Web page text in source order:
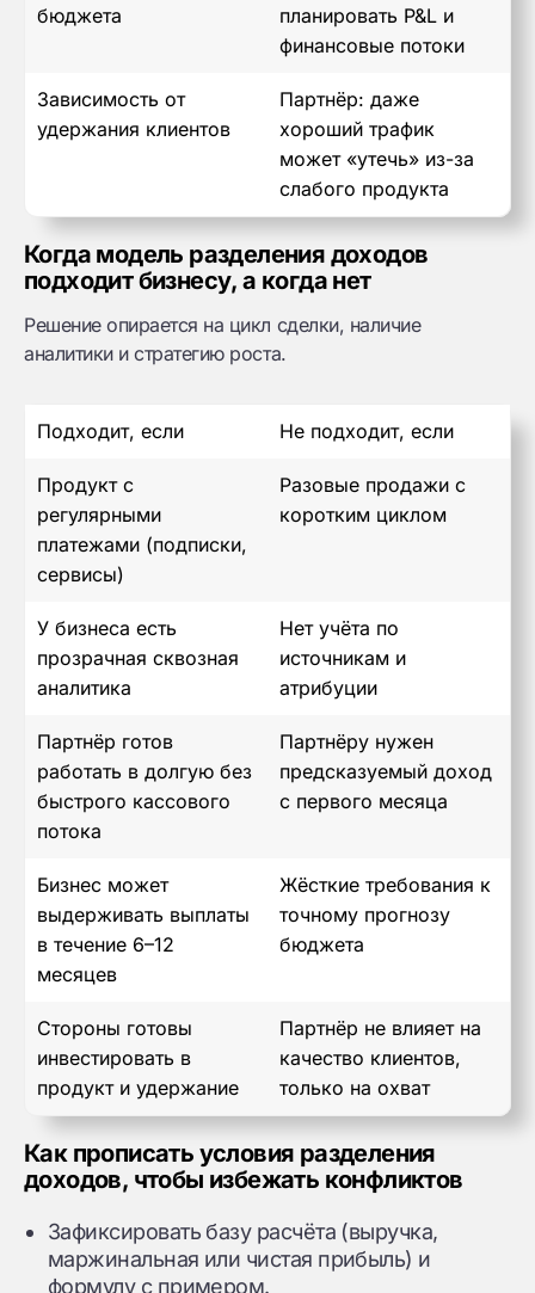
бюджета
планировать P&L и
финансовые потоки
Зависимость от
удержания клиентов
Партнёр: даже
хороший трафик
может «утечь» из-за
слабого продукта
Когда модель разделения доходов
подходит бизнесу, а когда нет
Решение опирается на цикл сделки, наличие
аналитики и стратегию роста.
Подходит, если Не подходит, если
Продукт с
регулярными
платежами (подписки,
сервисы)
Разовые продажи с
коротким циклом
У бизнеса есть
прозрачная сквозная
аналитика
Нет учёта по
источникам и
атрибуции
Партнёр готов
работать в долгую без
быстрого кассового
потока
Партнёру нужен
предсказуемый доход
с первого месяца
Бизнес может
выдерживать выплаты
в течение 6–12
месяцев
Жёсткие требования к
точному прогнозу
бюджета
Стороны готовы
инвестировать в
продукт и удержание
Партнёр не влияет на
качество клиентов,
только на охват
Как прописать условия разделения
доходов, чтобы избежать конфликтов
Зафиксировать базу расчёта (выручка,
маржинальная или чистая прибыль) и
формулу с примером.